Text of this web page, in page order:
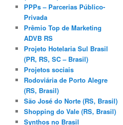
PPPs – Parcerias Público-
Privada
Prêmio Top de Marketing
ADVB RS
Projeto Hotelaria Sul Brasil
(PR, RS, SC – Brasil)
Projetos sociais
Rodoviária de Porto Alegre
(RS, Brasil)
São José do Norte (RS, Brasil)
Shopping do Vale (RS, Brasil)
Synthos no Brasil